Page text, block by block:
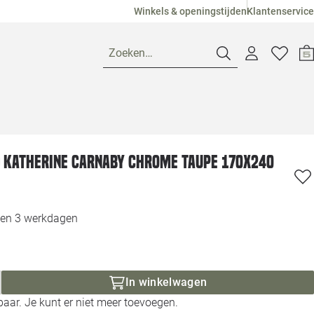
Winkels & openingstijdenKlantenservice
Zoeken…
Pagina suggesties
Veelgestelde vragen
Loods 5
Carnaby Chrome taupe 170x240
3 werkdagen
In winkelwagen
Je kunt er niet meer toevoegen.